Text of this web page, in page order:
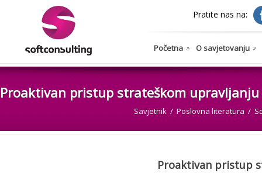
Pratite nas na:
Početna O savjetovanju
Proaktivan pristup strateškom upravljanju
Savjetnik Poslovna literatura
Proaktivan pristup